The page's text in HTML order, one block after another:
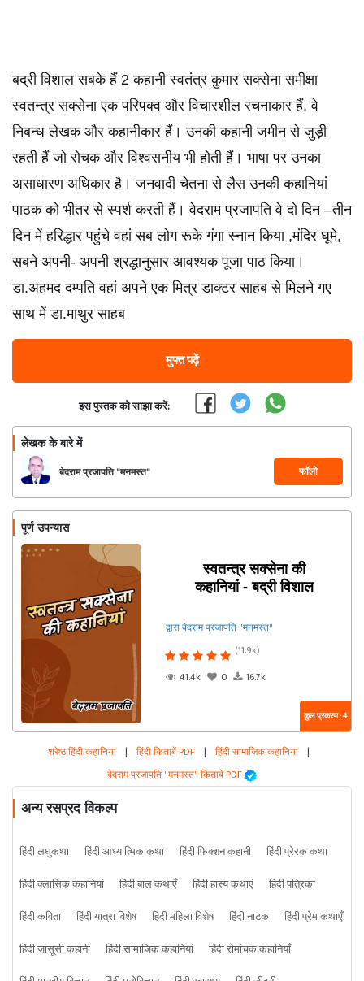
बद्री विशाल सबके हैं 2 कहानी स्‍वतंत्र कुमार सक्‍सेना समीक्षा
स्वतन्त्र सक्सेना एक परिपक्व और विचारशील रचनाकार हैं, वे
निबन्ध लेखक और कहानीकार हैं। उनकी कहानी जमीन से जुड़ी
रहती हैं जो रोचक और विश्वसनीय भी होती हैं। भाषा पर उनका
असाधारण अधिकार है। जनवादी चेतना से लैस उनकी कहानियां
पाठक को भीतर से स्पर्श करती हैं। वेदराम प्रजापति वे दो दिन –तीन
दिन में हरिद्धार पहुंचे वहां सब लोग रूके गंगा स्‍नान किया ,मंदिर घूमे,
सबने अपनी- अपनी श्रद्धानुसार आवश्‍यक पूजा पाठ किया।
डा.अहमद दम्‍पति वहां अपने एक मित्र डाक्‍टर साहब से मिलने गए
साथ में डा.माथुर साहब
मुफ्त पढ़ें
इस पुस्तक को साझा करें:
लेखक के बारे में
बेदराम प्रजापति "मनमस्त" फॉलो
पूर्ण उपन्यास
स्वतन्त्र सक्सेना की
कहानियां - बद्री विशाल
द्वारा बेदराम प्रजापति "मनमस्त"
(11.9k)
41.4k
0 16.7k
कुल प्रकरण : 4
श्रेष्ठ हिंदी कहानियां | हिंदी किताबें PDF | हिंदी सामाजिक कहानियां |
बेदराम प्रजापति "मनमस्त" किताबें PDF
अन्य रसप्रद विकल्प
हिंदी लघुकथा हिंदी आध्यात्मिक कथा हिंदी फिक्शन कहानी
हिंदी प्रेरक कथा
हिंदी क्लासिक कहानियां
हिंदी बाल कथाएँ हिंदी हास्य कथाएं
हिंदी पत्रिका
हिंदी कविता
हिंदी यात्रा विशेष हिंदी महिला विशेष हिंदी नाटक
हिंदी प्रेम कथाएँ
हिंदी जासूसी कहानी
हिंदी सामाजिक कहानियां
हिंदी रोमांचक कहानियाँ